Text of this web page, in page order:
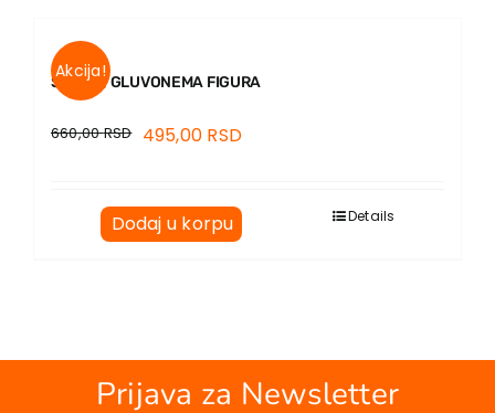
Akcija!
SLIKAR, GLUVONEMA FIGURA
660,00RSD 495,00 RSD
Dodaj u korpu Details
Prijava za Newsletter